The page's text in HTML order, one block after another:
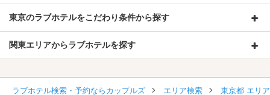
東京のラブホテルをこだわり条件から探す
関東エリアからラブホテルを探す
ラブホテル検索・予約ならカップルズ エリア検索 東京都 エリ